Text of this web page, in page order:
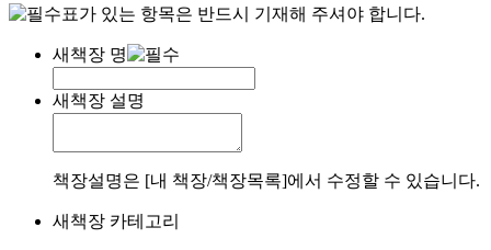
표가 있는 항목은 반드시 기재해 주셔야 합니다.
새책장 명
새책장 설명
책장설명은 [내 책장/책장목록]에서 수정할 수 있습니다.
새책장 카테고리